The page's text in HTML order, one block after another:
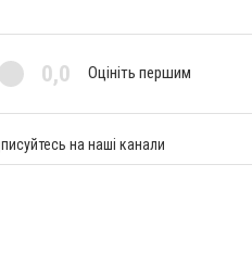
0,0 Оцініть першим
на наші канали